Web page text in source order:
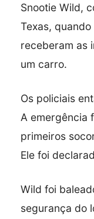
Snootie Wild,
Texas,
receberam as
um carro.
Os policiais
A emergência
primeiros
Ele foi
Wild foi
segurança do